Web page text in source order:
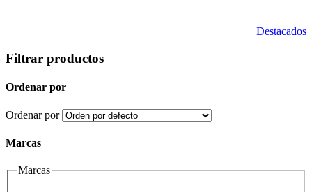
Destacados
Filtrar productos
Ordenar por
Ordenar por
Marcas
Marcas